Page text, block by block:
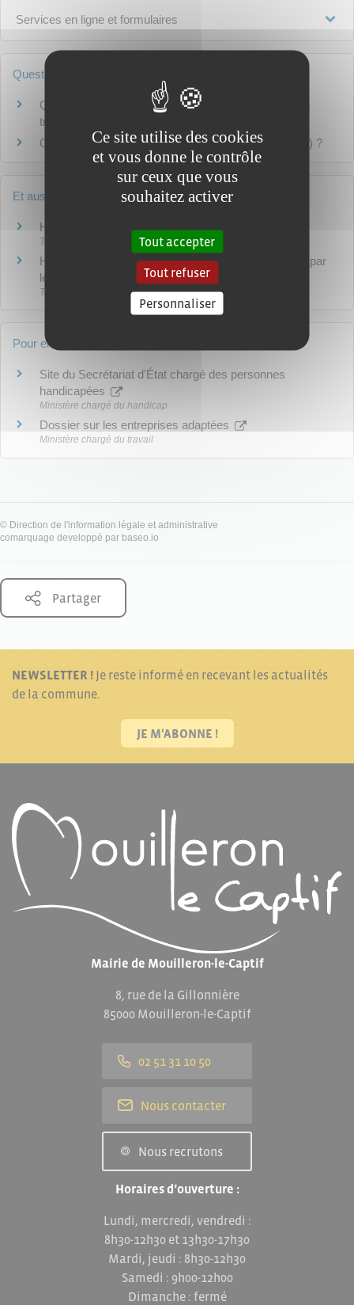
Services en ligne et formulaires
Questions ? Réponses !
Qu'est-ce que le dispositif d'emploi accompagné des
travailleurs handicapés ?
Comment être reconnu travailleur handicapé (RQTH) ?
Et aussi
Handicap : travail en milieu ordinaire
Travail - Formation
Handicap : travail en établissement et service d'aide par
le travail (Ésat)
Travail - Formation
Pour en savoir plus
Site du Secrétariat d'État chargé des personnes
handicapées
Ministère chargé du handicap
Dossier sur les entreprises adaptées
Ministère chargé du travail
© Direction de l'information légale et administrative
comarquage developpé par baseo.io
Partager
NEWSLETTER ! Je reste informé en recevant les actualités
de la commune.
JE M'ABONNE !
Mairie de Mouilleron-le-Captif
8, rue de la Gillonnière
85000 Mouilleron-le-Captif
02 51 31 10 50
Nous contacter
Nous recrutons
Horaires d’ouverture :
Lundi, mercredi, vendredi :
8h30-12h30 et 13h30-17h30
Mardi, jeudi : 8h30-12h30
Samedi : 9h00-12h00
Dimanche : fermé
Ce site utilise des cookies
et vous donne le contrôle
sur ceux que vous
souhaitez activer
Tout accepter
Tout refuser
Personnaliser